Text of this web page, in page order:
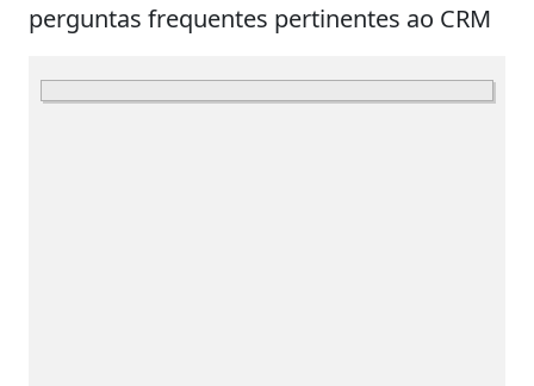
perguntas frequentes pertinentes ao CRM